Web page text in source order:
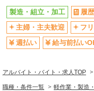
製造・組立・加工 履
主婦・主夫歓迎
フ
週払い
給与前払い
アルバイト・バイト・求人TOP
職種・条件一覧 軽作業・製造